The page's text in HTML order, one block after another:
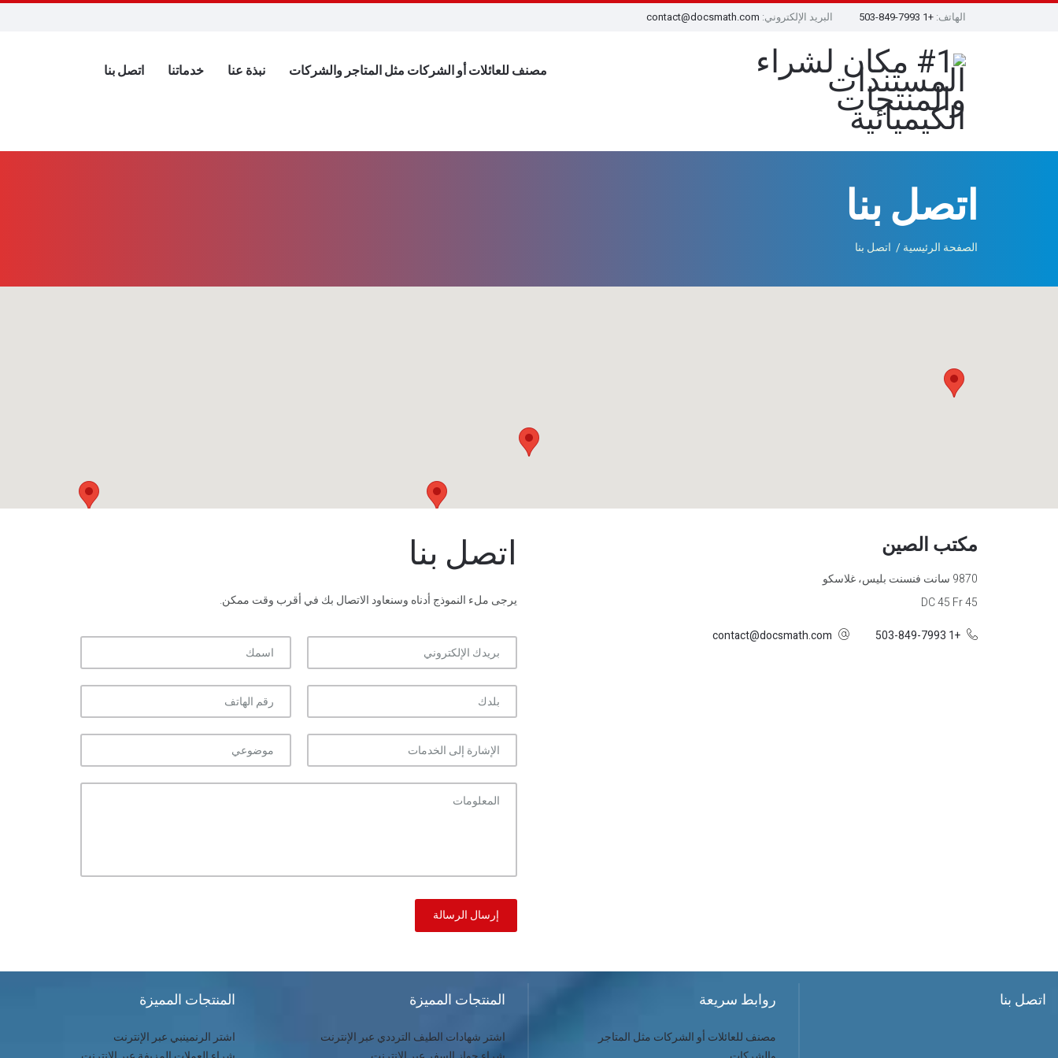
الهاتف: +1 503-849-7993 البريد الإلكتروني: contact@docsmath.com
مصنف للعائلات أو الشركات مثل المتاجر والشركات نبذة عنا خدماتنا اتصل بنا
اتصل بنا
الصفحة الرئيسية اتصل بنا
اتصل بنا
يرجى ملء النموذج أدناه وسنعاود الاتصال بك في أقرب وقت ممكن.
مكتب الصين
9870 سانت فنسنت بليس، غلاسكو
DC 45 Fr 45
+1 503-849-7993
contact@docsmath.com
اتصل بنا روابط سريعة
مصنف للعائلات أو الشركات مثل المتاجر
المنتجات المميزة
اشتر شهادات الطيف الترددي عبر الإنترنت
المنتجات المميزة
اشتر الرنمينبي عبر الإنترنت